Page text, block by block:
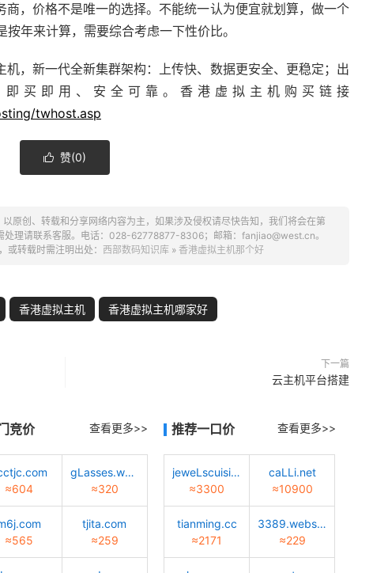
，价格不是唯一的选择。不能统一认为便宜就划算，做一个
按年来计算，需要综合考虑一下性价比。
机，新一代全新集群架构：上传快、数据更安全、更稳定；出
买即用、安全可靠。香港虚拟主机购买链接
twhost.asp
 赞(0)
原创、转载和分享网络内容为主，如果涉及侵权请尽快告知，我们将会在第
处理请联系客服。电话：028-62778877-8306；邮箱：fanjiao@west.cn。
或转载时需注明出处： 西部数码知识库 » 香港虚拟主机那个好
香港虚拟主机 香港虚拟主机哪家好
下一篇
云主机平台搭建
竞价 查看更多>>
≈604
gLasses.worLd
≈320
≈565
tjita.com
≈259
推荐一口价 查看更多>>
jeweLscuisine.com
≈3300
caLLi.net
≈10900
tianming.cc
≈2171
3389.website
≈229